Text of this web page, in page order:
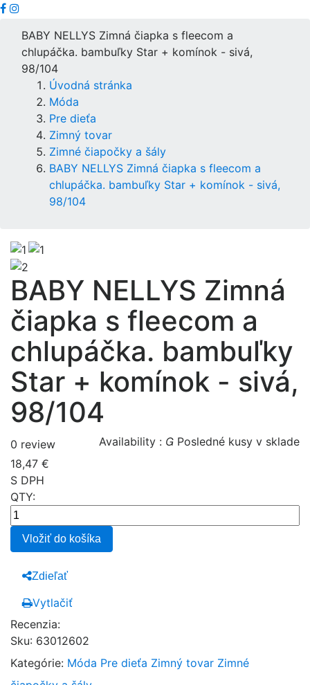
BABY NELLYS Zimná čiapka s fleecom a
chlupáčka. bambuľky Star + komínok - sivá,
98/104
Úvodná stránka
Móda
Pre dieťa
Zimný tovar
Zimné čiapočky a šály
BABY NELLYS Zimná čiapka s fleecom a
chlupáčka. bambuľky Star + komínok - sivá,
98/104
BABY NELLYS Zimná
čiapka s fleecom a
chlupáčka. bambuľky
Star + komínok - sivá,
98/104
0 review Availability :  Posledné kusy v sklade
18,47 €
S DPH
QTY:
Vložiť do košíka
Zdieľať
Vytlačiť
Recenzia:
Sku: 63012602
Kategórie: Móda Pre dieťa Zimný tovar Zimné